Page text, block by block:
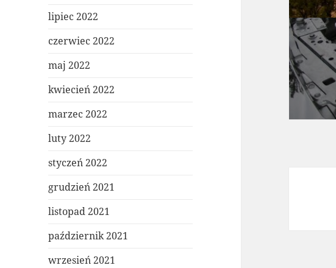
lipiec 2022
czerwiec 2022
maj 2022
kwiecień 2022
marzec 2022
luty 2022
styczeń 2022
grudzień 2021
listopad 2021
październik 2021
wrzesień 2021